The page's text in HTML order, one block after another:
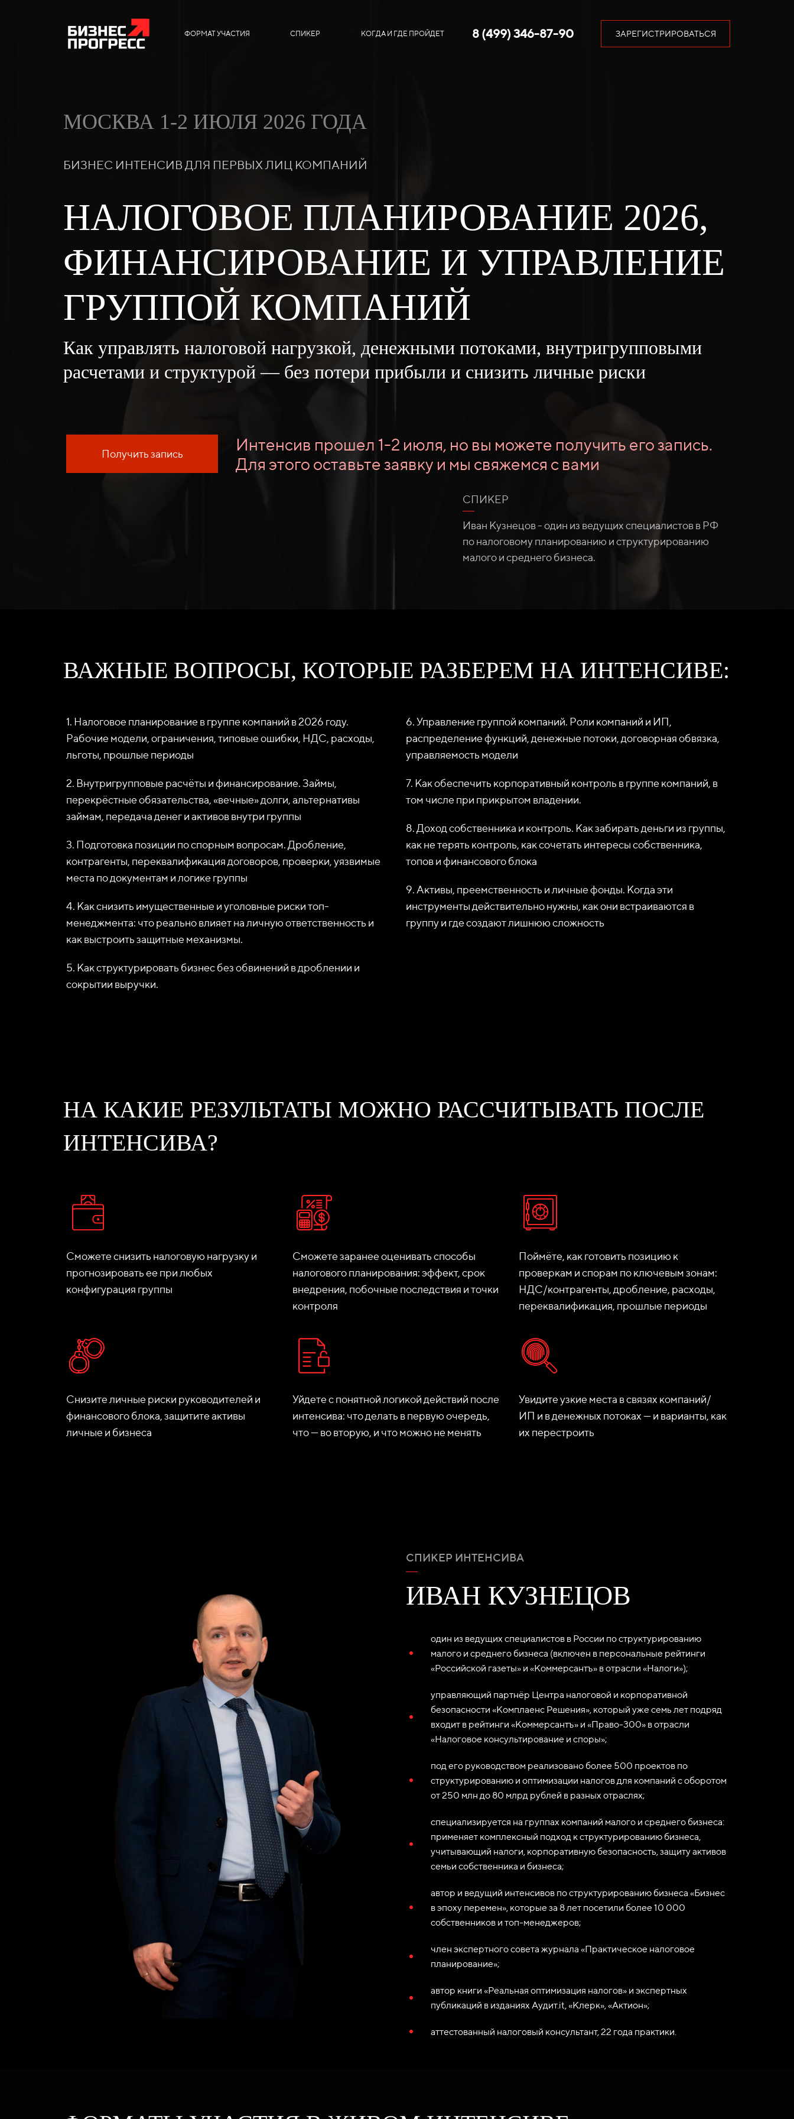
ФОРМАТ УЧАСТИЯ СПИКЕР КОГДА И ГДЕ ПРОЙДЕТ 8 (499) 346-87-90 ЗАРЕГИСТРИРОВАТЬСЯ
МОСКВА 1-2 ИЮЛЯ 2026 ГОДА
БИЗНЕС ИНТЕНСИВ ДЛЯ ПЕРВЫХ ЛИЦ КОМПАНИЙ
НАЛОГОВОЕ ПЛАНИРОВАНИЕ 2026,
ФИНАНСИРОВАНИЕ И УПРАВЛЕНИЕ
ГРУППОЙ КОМПАНИЙ
Как управлять налоговой нагрузкой, денежными потоками, внутригрупповыми
расчетами и структурой — без потери прибыли и снизить личные риски
Получить запись
Интенсив прошел 1-2 июля, но вы можете получить его запись.
Для этого оставьте заявку и мы свяжемся с вами
СПИКЕР
Иван Кузнецов - один из ведущих специалистов в РФ
по налоговому планированию и структурированию
малого и среднего бизнеса.
ВАЖНЫЕ ВОПРОСЫ, КОТОРЫЕ РАЗБЕРЕМ НА ИНТЕНСИВЕ:
1. Налоговое планирование в группе компаний в 2026 году.
Рабочие модели, ограничения, типовые ошибки, НДС, расходы,
льготы, прошлые периоды
2. Внутригрупповые расчёты и финансирование. Займы,
перекрёстные обязательства, «вечные» долги, альтернативы
займам, передача денег и активов внутри группы
3. Подготовка позиции по спорным вопросам. Дробление,
контрагенты, переквалификация договоров, проверки, уязвимые
места по документам и логике группы
4. Как снизить имущественные и уголовные риски топ-
менеджмента: что реально влияет на личную ответственность и
как выстроить защитные механизмы.
5. Как структурировать бизнес без обвинений в дроблении и
сокрытии выручки.
6. Управление группой компаний. Роли компаний и ИП,
распределение функций, денежные потоки, договорная обвязка,
управляемость модели
7. Как обеспечить корпоративный контроль в группе компаний, в
том числе при прикрытом владении.
8. Доход собственника и контроль. Как забирать деньги из группы,
как не терять контроль, как сочетать интересы собственника,
топов и финансового блока
9. Активы, преемственность и личные фонды. Когда эти
инструменты действительно нужны, как они встраиваются в
группу и где создают лишнюю сложность
НА КАКИЕ РЕЗУЛЬТАТЫ МОЖНО РАССЧИТЫВАТЬ ПОСЛЕ
ИНТЕНСИВА?
Сможете снизить налоговую нагрузку и
прогнозировать ее при любых
конфигурация группы
Сможете заранее оценивать способы
налогового планирования: эффект, срок
внедрения, побочные последствия и точки
контроля
Поймёте, как готовить позицию к
проверкам и спорам по ключевым зонам:
НДС/контрагенты, дробление, расходы,
переквалификация, прошлые периоды
Снизите личные риски руководителей и
финансового блока, защитите активы
личные и бизнеса
Уйдете с понятной логикой действий после
интенсива: что делать в первую очередь,
что — во вторую, и что можно не менять
Увидите узкие места в связях компаний/
ИП и в денежных потоках — и варианты, как
их перестроить
СПИКЕР ИНТЕНСИВА
ИВАН КУЗНЕЦОВ
один из ведущих специалистов в России по структурированию
малого и среднего бизнеса (включен в персональные рейтинги
«Российской газеты» и «Коммерсантъ» в отрасли «Налоги»);
управляющий партнёр Центра налоговой и корпоративной
безопасности «Комплаенс Решения», который уже семь лет подряд
входит в рейтинги «Коммерсантъ» и «Право-300» в отрасли
«Налоговое консультирование и споры»;
под его руководством реализовано более 500 проектов по
структурированию и оптимизации налогов для компаний с оборотом
от 250 млн до 80 млрд рублей в разных отраслях;
специализируется на группах компаний малого и среднего бизнеса:
применяет комплексный подход к структурированию бизнеса,
учитывающий налоги, корпоративную безопасность, защиту активов
семьи собственника и бизнеса;
автор и ведущий интенсивов по структурированию бизнеса «Бизнес
в эпоху перемен», которые за 8 лет посетили более 10 000
собственников и топ-менеджеров;
член экспертного совета журнала «Практическое налоговое
планирование»;
автор книги «Реальная оптимизация налогов» и экспертных
публикаций в изданиях Аудит.it, «Клерк», «Актион»;
аттестованный налоговый консультант, 22 года практики.